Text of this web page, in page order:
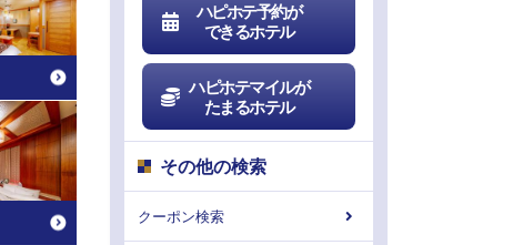
ハピホテ予約が
できるホテル
ハピホテマイルが
たまるホテル
その他の検索
クーポン検索